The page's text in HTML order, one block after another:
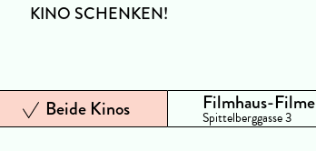
KINO SCHENKEN!
Beide Kinos Filmhaus-Filme
Spittelberggasse 3